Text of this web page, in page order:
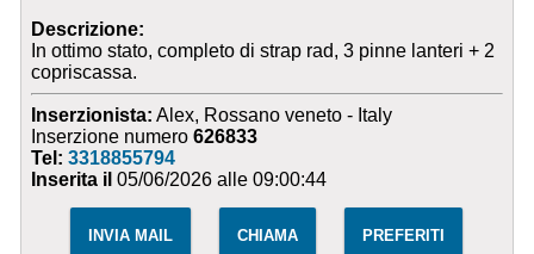
Descrizione:
In ottimo stato, completo di strap rad, 3 pinne lanteri + 2
copriscassa.
Inserzionista: Alex, Rossano veneto - Italy
Inserzione numero626833
Tel:3318855794
Inserita il 05/06/2026 alle 09:00:44
INVIA MAIL CHIAMA PREFERITI